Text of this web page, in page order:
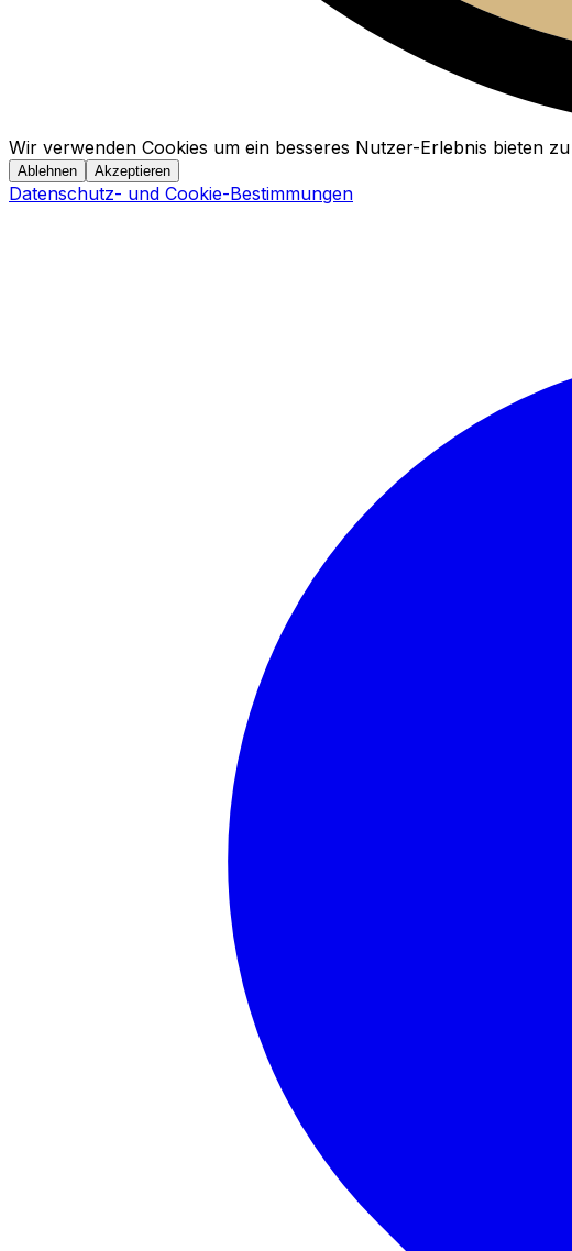
Wir verwenden Cookies um ein besseres Nutzer-Erlebnis bieten
Ablehnen Akzeptieren
Datenschutz- und Cookie-Bestimmungen